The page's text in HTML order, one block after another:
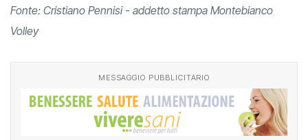
Fonte: Cristiano Pennisi - addetto stampa Montebianco
MESSAGGIO PUBBLICITARIO